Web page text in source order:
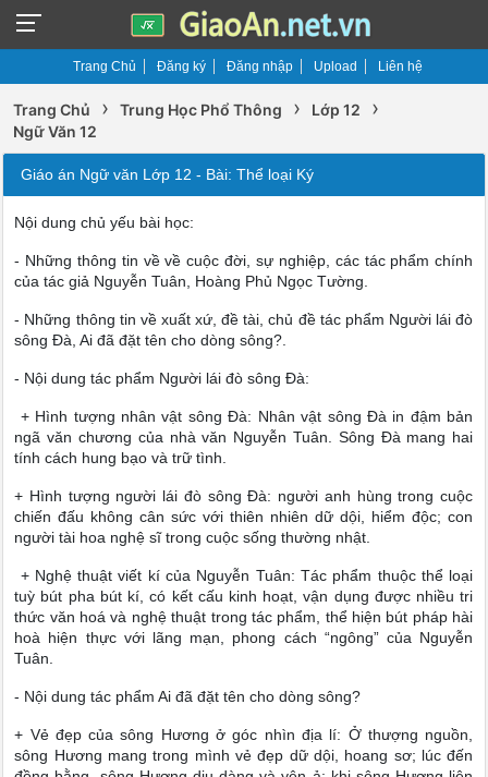
Trang Chủ Đăng ký Đăng nhập Upload Liên hệ
Trang Chủ › Trung Học Phổ Thông › Lớp 12 ›
Ngữ Văn 12
Giáo án Ngữ văn Lớp 12 - Bài: Thể loại Ký
Nội dung chủ yếu bài học:
- Những thông tin về về cuộc đời, sự nghiệp, các tác phẩm chính
của tác giả Nguyễn Tuân, Hoàng Phủ Ngọc Tường.
- Những thông tin về xuất xứ, đề tài, chủ đề tác phẩm Người lái đò
sông Đà, Ai đã đặt tên cho dòng sông?.
- Nội dung tác phẩm Người lái đò sông Đà:
+ Hình tượng nhân vật sông Đà: Nhân vật sông Đà in đậm bản
ngã văn chương của nhà văn Nguyễn Tuân. Sông Đà mang hai
tính cách hung bạo và trữ tình.
+ Hình tượng người lái đò sông Đà: người anh hùng trong cuộc
chiến đấu không cân sức với thiên nhiên dữ dội, hiểm độc; con
người tài hoa nghệ sĩ trong cuộc sống thường nhật.
+ Nghệ thuật viết kí của Nguyễn Tuân: Tác phẩm thuộc thể loại
tuỳ bút pha bút kí, có kết cấu kinh hoạt, vận dụng được nhiều tri
thức văn hoá và nghệ thuật trong tác phẩm, thể hiện bút pháp hài
hoà hiện thực với lãng mạn, phong cách “ngông” của Nguyễn
Tuân.
- Nội dung tác phẩm Ai đã đặt tên cho dòng sông?
+ Vẻ đẹp của sông Hương ở góc nhìn địa lí: Ở thượng nguồn,
sông Hương mang trong mình vẻ đẹp dữ dội, hoang sơ; lúc đến